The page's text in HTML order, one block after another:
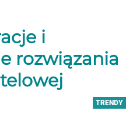
i
rozwiązania
TRENDY